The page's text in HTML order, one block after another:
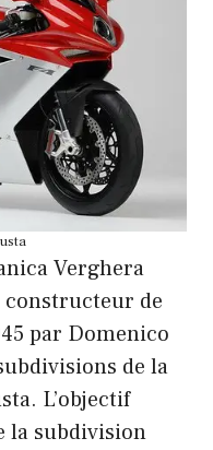
Verghera
constructeur de
par Domenico
de la
L’objectif
la subdivision